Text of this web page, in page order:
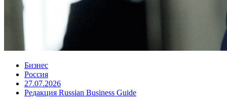
Бизнес
Россия
27.07.2026
Редакция Russian Business Guide